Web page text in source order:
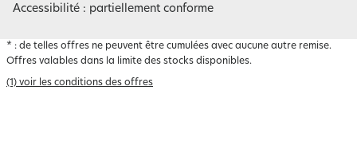
Accessibilité : partiellement conforme
* : de telles offres ne peuvent être cumulées avec aucune autre remise.
Offres valables dans la limite des stocks disponibles.
(1) voir les conditions des offres